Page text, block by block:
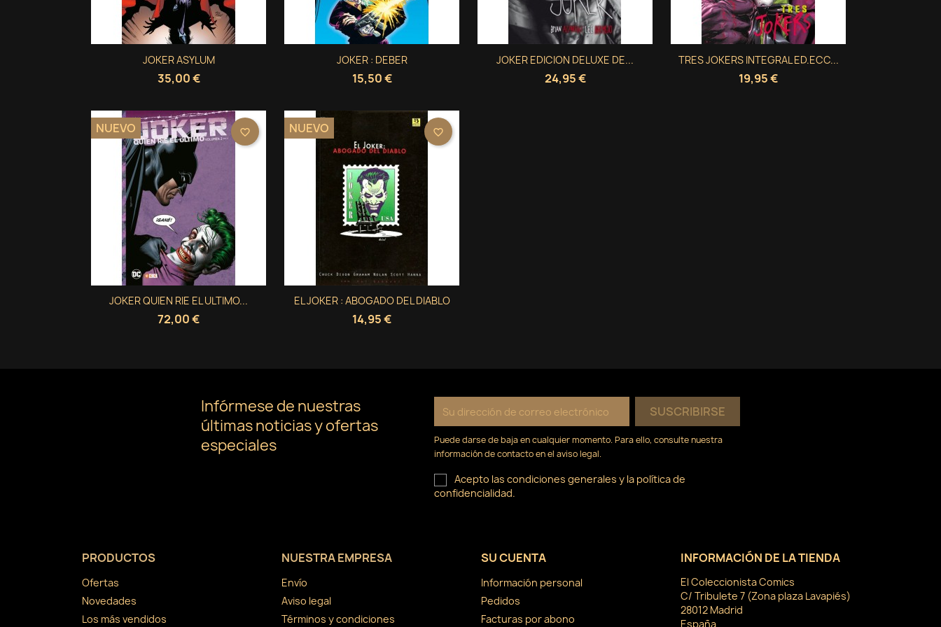
JOKER ASYLUM
35,00 €
Vista rápida JOKER : DEBER
15,50 €
Vista rápida JOKER EDICION DELUXE DE...
24,95 €
Vista rápida TRES JOKERS INTEGRAL ED.ECC...
19,95 €
Vista rápida
JOKER QUIEN RIE EL ULTIMO...
72,00 €
NUEVO
Vista rápida
favorite_border
EL JOKER : ABOGADO DEL DIABLO
14,95 €
NUEVO
 Vista rápida
favorite_border
Infórmese de nuestras
últimas noticias y ofertas
especiales
Puede darse de baja en cualquier momento. Para ello, consulte nuestra
información de contacto en el aviso legal.
Acepto las condiciones generales y la política de
confidencialidad.
PRODUCTOS
Ofertas
Novedades
Los más vendidos
NUESTRA EMPRESA
Envío
Aviso legal
Términos y condiciones
SU CUENTA
Información personal
Pedidos
Facturas por abono
INFORMACIÓN DE LA TIENDA
El Coleccionista Comics
C/ Tribulete 7 (Zona plaza Lavapiés)
28012 Madrid
España